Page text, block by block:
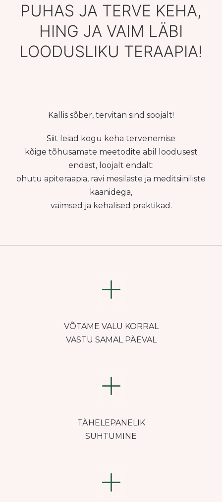
PUHAS JA TERVE KEHA,
HING JA VAIM LÄBI
LOODUSLIKU TERAAPIA!
Kallis sõber, tervitan sind soojalt!
Siit leiad kogu keha tervenemise
kõige tõhusamate meetodite abil loodusest
endast, loojalt endalt:
ohutu apiteraapia, ravi mesilaste ja meditsiiniliste
kaanidega,
vaimsed ja kehalised praktikad.
VÕTAME VALU KORRAL
VASTU SAMAL PÄEVAL
TÄHELEPANELIK
SUHTUMINE